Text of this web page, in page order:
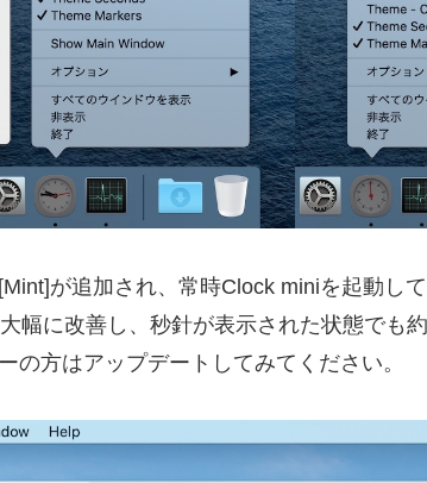
が追加され、常時Clock miniを起動し
幅に改善し、秒針が表示された状態でも
の方はアップデートしてみてください。